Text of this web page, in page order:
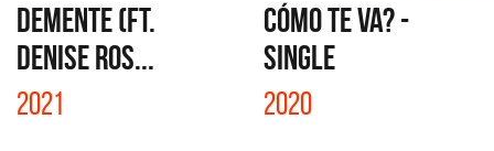
DEMENTE (FT.
DENISE ROS...
2021
CÓMO TE VA? -
SINGLE
2020